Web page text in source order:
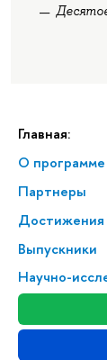
Главная:
О программе
Партнеры
Достижения
Выпускники
Научно-